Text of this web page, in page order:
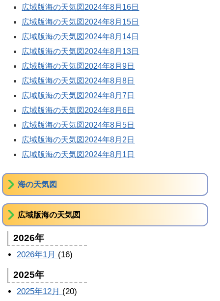
広域版海の天気図2024年8月16日
広域版海の天気図2024年8月15日
広域版海の天気図2024年8月14日
広域版海の天気図2024年8月13日
広域版海の天気図2024年8月9日
広域版海の天気図2024年8月8日
広域版海の天気図2024年8月7日
広域版海の天気図2024年8月6日
広域版海の天気図2024年8月5日
広域版海の天気図2024年8月2日
広域版海の天気図2024年8月1日
海の天気図
広域版海の天気図
2026年
2026年1月 (16)
2025年
2025年12月 (20)